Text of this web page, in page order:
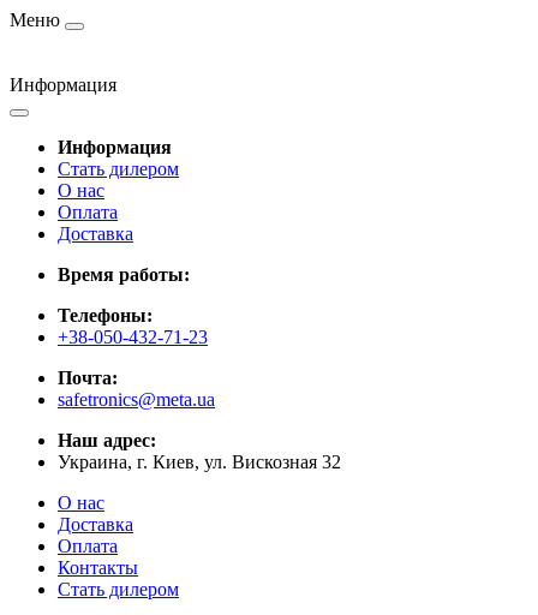
Меню
Информация
Информация
Стать дилером
О нас
Оплата
Доставка
Время работы:
Телефоны:
+38-050-432-71-23
Почта:
safetronics@meta.ua
Наш адрес:
Украина, г. Киев, ул. Вискозная 32
О нас
Доставка
Оплата
Контакты
Стать дилером